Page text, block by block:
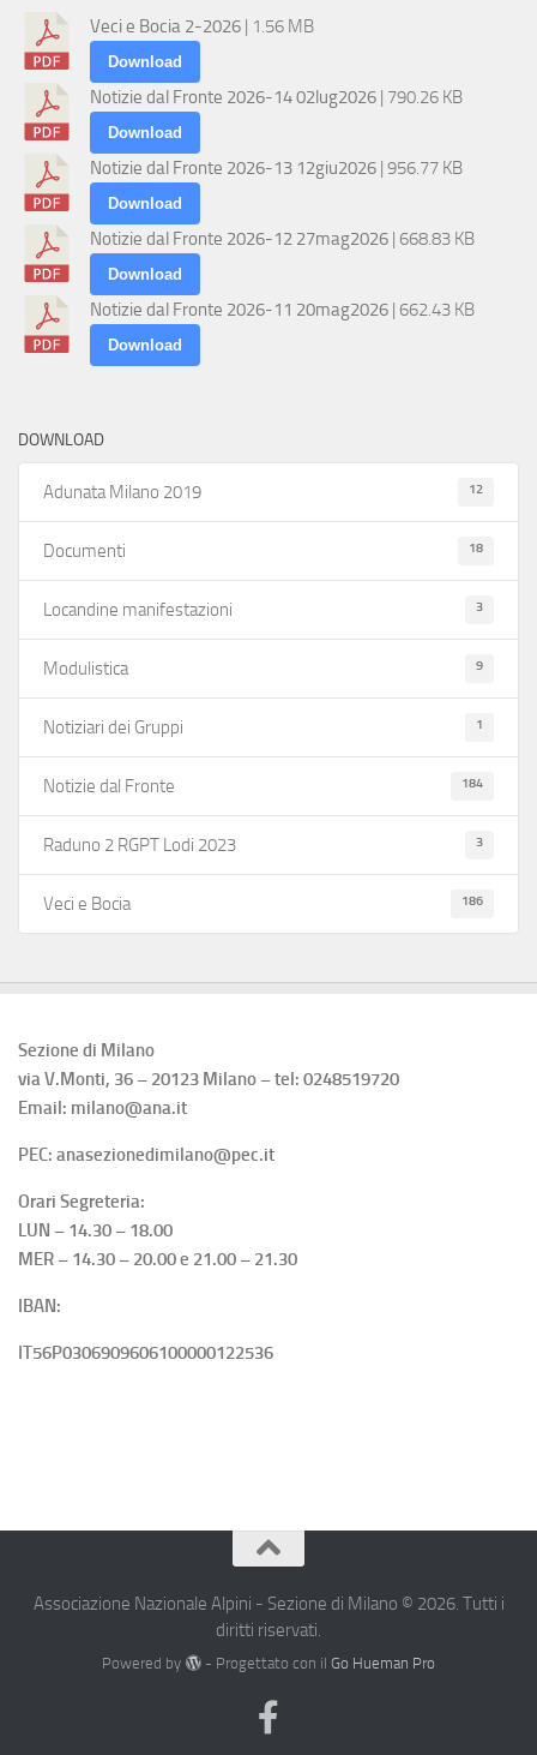
Veci e Bocia 2-2026 | 1.56 MB
Download
Notizie dal Fronte 2026-14 02lug2026 | 790.26 KB
Download
Notizie dal Fronte 2026-13 12giu2026 | 956.77 KB
Download
Notizie dal Fronte 2026-12 27mag2026 | 668.83 KB
Download
Notizie dal Fronte 2026-11 20mag2026 | 662.43 KB
Download
DOWNLOAD
Adunata Milano 2019 12
Documenti 18
Locandine manifestazioni 3
Modulistica 9
Notiziari dei Gruppi 1
Notizie dal Fronte 184
Raduno 2 RGPT Lodi 2023 3
Veci e Bocia 186
Sezione di Milano
via V.Monti, 36 – 20123 Milano – tel: 0248519720
Email: milano@ana.it
PEC: anasezionedimilano@pec.it
Orari Segreteria:
LUN – 14.30 – 18.00
MER – 14.30 – 20.00 e 21.00 – 21.30
IBAN:
IT56P0306909606100000122536
Associazione Nazionale Alpini - Sezione di Milano © 2026. Tutti i
diritti riservati.
Powered by - Progettato con il Go Hueman Pro